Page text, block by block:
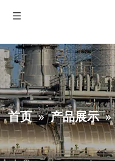
首页 »产品展示 »